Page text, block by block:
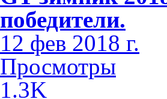
победители.
12 фев 2018 г.
Просмотры
1.3K